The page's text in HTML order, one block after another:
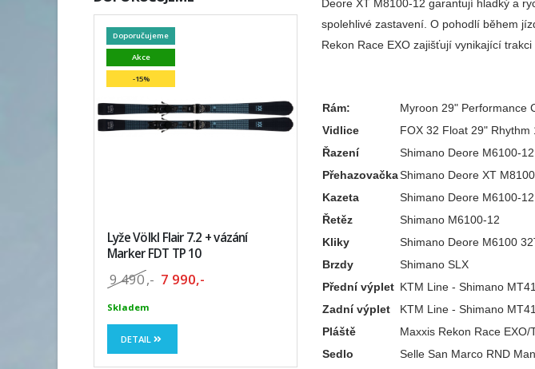
Doporučujeme
Akce
-15%
Lyže Völkl Flair 7.2 + vázání
Marker FDT TP 10
9 490,- 7 990,-
Skladem
DETAIL
Deore XT M8100-12 garantují hladký a
spolehlivé zastavení. O pohodlí během
Rekon Race EXO zajišťují vynikající trakci
Rám:
Myroon 29" Performance
Vidlice
FOX 32 Float 29" Rhythm
Řazení
Shimano Deore M6100-12
PřehazovačkaShimano Deore XT
Kazeta
Shimano Deore M6100-
Řetěz
Shimano M6100-12
Kliky
Shimano Deore M6100
Brzdy
Shimano SLX
Přední výplet KTM Line - Shimano
Zadní výplet
KTM Line - Shimano
Pláště
Maxxis Rekon Race EXO/
Sedlo
Selle San Marco RND